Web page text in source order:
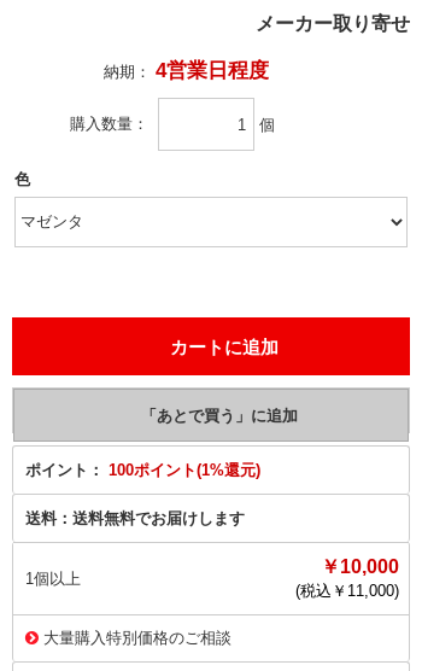
メーカー取り寄せ
納期： 4営業日程度
購入数量 個
色
ポイント： 100ポイント(1%還元)
送料： 送料無料でお届けします
1個以上
￥10,000
(税込￥ 11,000)
大量購入特別価格のご相談